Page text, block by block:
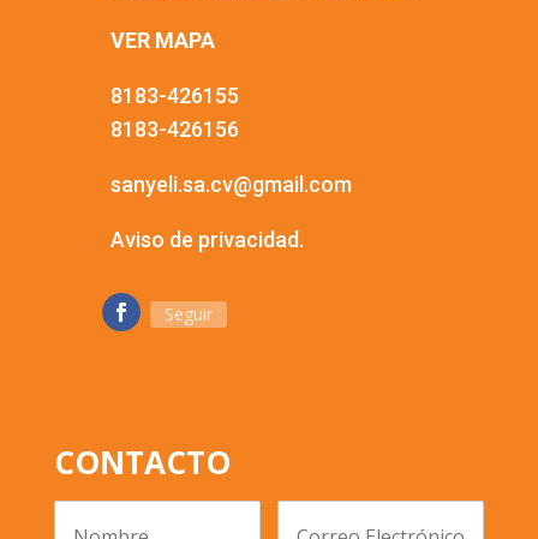
VER MAPA
8183-426155
8183-426156
sanyeli.sa.cv@gmail.com
Aviso de privacidad.
Seguir
CONTACTO